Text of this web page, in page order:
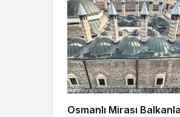
Osmanlı Mirası